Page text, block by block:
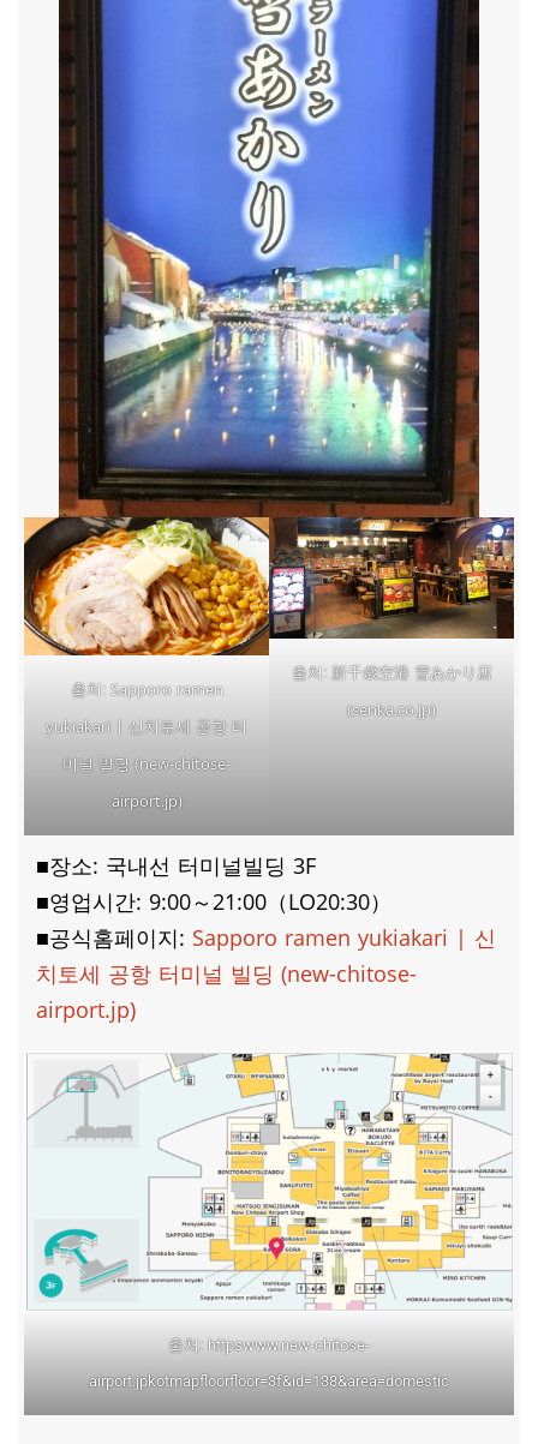
출처: Sapporo ramen
yukiakari | 신치토세 공항 터
미널 빌딩 (new-chitose-
airport.jp)
출처: 新千歳空港 雪あかり店
(senka.co.jp)
■장소: 국내선 터미널빌딩 3F
■영업시간: 9:00～21:00（LO20:30）
■공식홈페이지: Sapporo ramen yukiakari | 신
치토세 공항 터미널 빌딩 (new-chitose-
airport.jp)
출처: httpswww.new-chitose-
airport.jpkotmapfloorfloor=3f&id=138&area=domestic